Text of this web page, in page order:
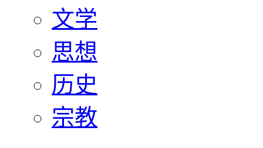
文学
思想
历史
宗教